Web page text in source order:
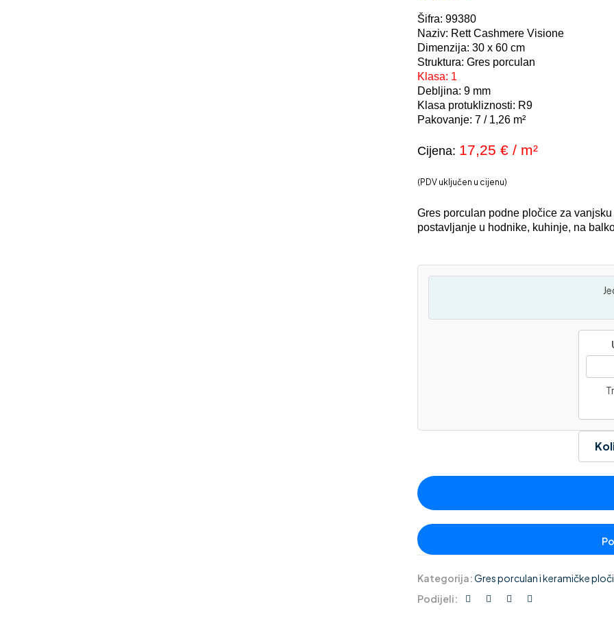
Šifra: 99380
Naziv: Rett Cashmere Visione
Dimenzija: 30 x 60 cm
Struktura: Gres porculan
Klasa: 1
Debljina: 9 mm
Klasa protukliznosti: R9
Pakovanje: 7 / 1,26 m²
Cijena: 17,25 € / m²
(PDV uključen u cijenu)
Gres porculan podne pločice za
postavljanje u hodnike, kuhinje, na
Kategorija:Gres porculan i keramičke
Podijeli: